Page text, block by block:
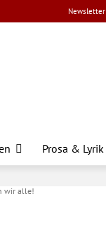
Newsletter
Prosa & Lyrik
wir alle!